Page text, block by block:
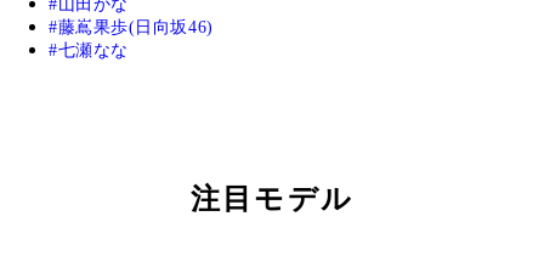
山田かな
藤嶌果歩(日向坂46)
七瀬なな
注目モデル